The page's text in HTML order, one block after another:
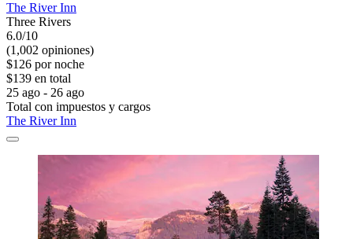
The River Inn
Three Rivers
6.0/10
(1,002 opiniones)
$126 por noche
$139 en total
25 ago - 26 ago
Total con impuestos y cargos
The River Inn